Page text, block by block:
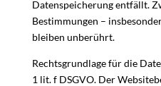
Datenspeicherung entfällt.
Bestimmungen –
bleiben unberührt.
Rechtsgrundlage für die
1 lit. f DSGVO. Der